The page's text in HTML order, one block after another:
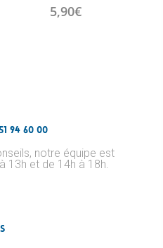
5,90€
94 60 00
notre équipe est
13h et de 14h à 18h.